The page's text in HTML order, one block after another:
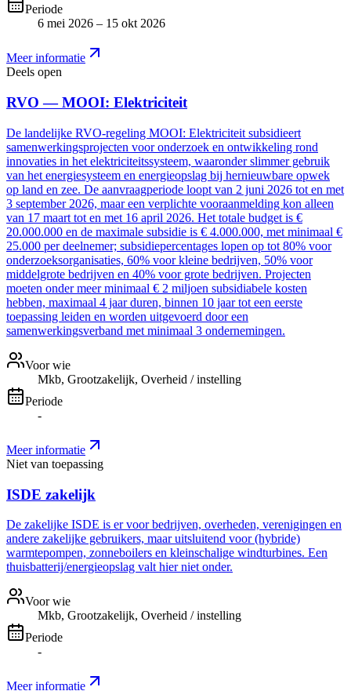
Periode
6 mei 2026 – 15 okt 2026
Meer informatie
Deels open
RVO — MOOI: Elektriciteit
De landelijke RVO-regeling MOOI: Elektriciteit subsidieert
samenwerkingsprojecten voor onderzoek en ontwikkeling rond
innovaties in het elektriciteitssysteem, waaronder slimmer gebruik
van het energiesysteem en energieopslag bij hernieuwbare opwek
op land en zee. De aanvraagperiode loopt van 2 juni 2026 tot en met
3 september 2026, maar een verplichte vooraanmelding kon alleen
van 17 maart tot en met 16 april 2026. Het totale budget is €
20.000.000 en de maximale subsidie is € 4.000.000, met minimaal €
25.000 per deelnemer; subsidiepercentages lopen op tot 80% voor
onderzoeksorganisaties, 60% voor kleine bedrijven, 50% voor
middelgrote bedrijven en 40% voor grote bedrijven. Projecten
moeten onder meer minimaal € 2 miljoen subsidiabele kosten
hebben, maximaal 4 jaar duren, binnen 10 jaar tot een eerste
toepassing leiden en worden uitgevoerd door een
samenwerkingsverband met minimaal 3 ondernemingen.
Voor wie
Mkb, Grootzakelijk, Overheid / instelling
Periode
-
Meer informatie
Niet van toepassing
ISDE zakelijk
De zakelijke ISDE is er voor bedrijven, overheden, verenigingen en
andere zakelijke gebruikers, maar uitsluitend voor (hybride)
warmtepompen, zonneboilers en kleinschalige windturbines. Een
thuisbatterij/energieopslag valt hier niet onder.
Voor wie
Mkb, Grootzakelijk, Overheid / instelling
Periode
-
Meer informatie